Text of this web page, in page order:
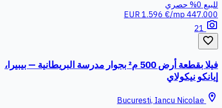
للبيع 0%
حصري
447.000 EUR
1.596 €/mp
photo_camera
favorite_border
فيلا بقطعة أرض 500 م² بجوار مدرسة البريطانية — بيبيرا،
إيانكو نيكولاي
location_on